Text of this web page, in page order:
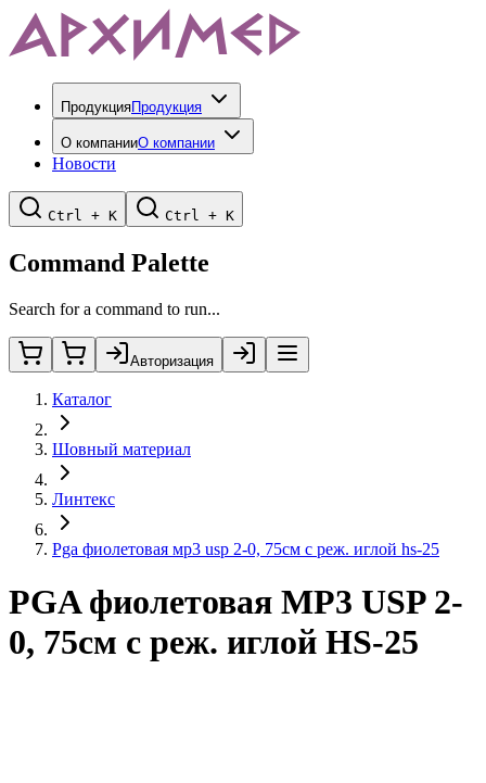
ПродукцияПродукция
О компанииО компании
Новости
Ctrl + K Ctrl + K
Command Palette
Search for a command to run...
Авторизация
Каталог
Шовный материал
Линтекс
Pga фиолетовая мр3 usp 2-0, 75см с реж. иглой hs-25
PGA фиолетовая МР3 USP 2-
0, 75см с реж. иглой HS-25